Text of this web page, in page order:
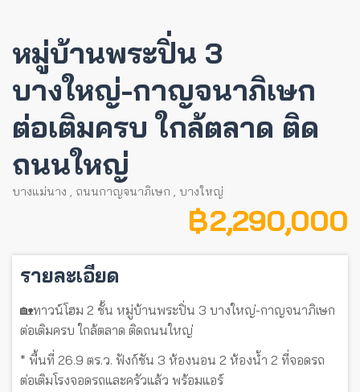
หมู่บ้านพระปิ่น 3
บางใหญ่-กาญจนาภิเษก
ต่อเติมครบ ใกล้ตลาด ติด
ถนนใหญ่
บางแม่นาง , ถนนกาญจนาภิเษก , บางใหญ่
฿ 2,290,000
รายละเอียด
🏡ทาวน์โฮม 2 ชั้น หมู่บ้านพระปิ่น 3 บางใหญ่-กาญจนาภิเษก
ต่อเติมครบ ใกล้ตลาด ติดถนนใหญ่
* พื้นที่ 26.9 ตร.ว. ฟังก์ชัน 3 ห้องนอน 2 ห้องน้ำ 2 ที่จอดรถ
ต่อเติมโรงจอดรถและครัวแล้ว พร้อมแอร์